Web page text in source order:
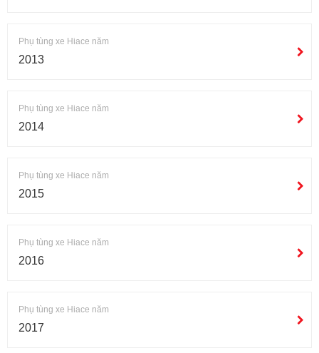
Phụ tùng xe Hiace năm
2013
Phụ tùng xe Hiace năm
2014
Phụ tùng xe Hiace năm
2015
Phụ tùng xe Hiace năm
2016
Phụ tùng xe Hiace năm
2017